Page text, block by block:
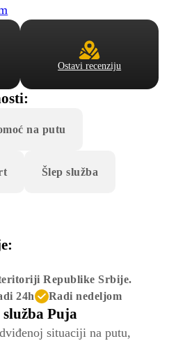
Ostavi recenziju
na putu
Šlep služba
Republike Srbije.
24h Radi nedeljom
služba Puja
situaciji na putu,